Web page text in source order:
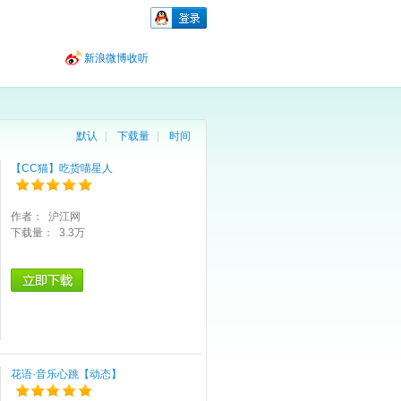
新浪微博收听
默认 下载量 时间
【CC猫】吃货喵星人
作者： 沪江网
下载量： 3.3万
花语·音乐心跳【动态】